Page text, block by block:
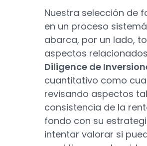
Nuestra selección de
en un proceso
abarca, por un lado,
aspectos
Diligence de
cuantitativo como
revisando aspectos
consistencia de la
fondo con su
intentar valorar si